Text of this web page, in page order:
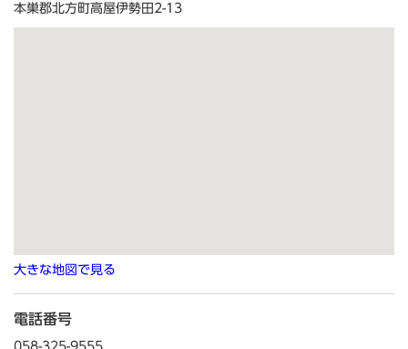
本巣郡北方町高屋伊勢田2-13
大きな地図で見る
電話番号
058-325-9555